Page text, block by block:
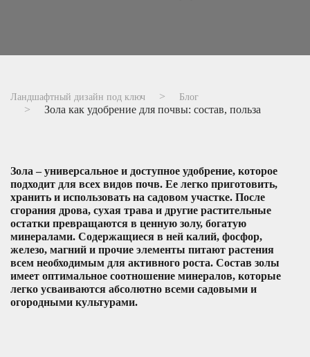
Ландшафтный дизайн под ключ Блог
Зола как удобрение для почвы: состав, польза
Зола – универсальное и доступное удобрение, которое
подходит для всех видов почв. Ее легко приготовить,
хранить и использовать на садовом участке. После
сгорания дрова, сухая трава и другие растительные
остатки превращаются в ценную золу, богатую
минералами. Содержащиеся в ней калий, фосфор,
железо, магний и прочие элементы питают растения
всем необходимым для активного роста. Состав золы
имеет оптимальное соотношение минералов, которые
легко усваиваются абсолютно всеми садовыми и
огородными культурами.